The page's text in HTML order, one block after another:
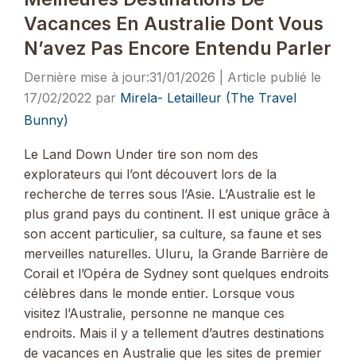
Vacances En Australie Dont Vous
N’avez Pas Encore Entendu Parler
31/01/2026
17/02/2022 par Mirela- Letailleur (The Travel
Bunny)
Le Land Down Under tire son nom des
explorateurs qui l’ont découvert lors de la
recherche de terres sous l’Asie. L’Australie est le
plus grand pays du continent. Il est unique grâce à
son accent particulier, sa culture, sa faune et ses
merveilles naturelles. Uluru, la Grande Barrière de
Corail et l’Opéra de Sydney sont quelques endroits
célèbres dans le monde entier. Lorsque vous
visitez l’Australie, personne ne manque ces
endroits. Mais il y a tellement d’autres destinations
de vacances en Australie que les sites de premier